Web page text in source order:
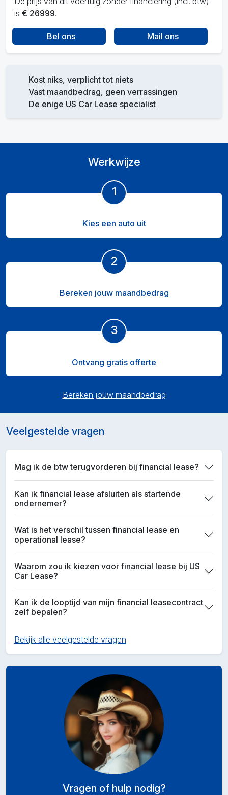
is € 26999.
Bel ons Mail ons
Kost niks, verplicht tot niets
Vast maandbedrag, geen verrassingen
De enige US Car Lease specialist
Werkwijze
1
Kies een auto uit
2
Bereken jouw maandbedrag
3
Ontvang gratis offerte
Bereken jouw maandbedrag
Veelgestelde vragen
Mag ik de btw terugvorderen bij financial lease?
Kan ik financial lease afsluiten als startende
ondernemer?
Wat is het verschil tussen financial lease en
operational lease?
Waarom zou ik kiezen voor financial lease bij US
Car Lease?
Kan ik de looptijd van mijn financial leasecontract
zelf bepalen?
Bekijk alle veelgestelde vragen
Vragen of hulp nodig?